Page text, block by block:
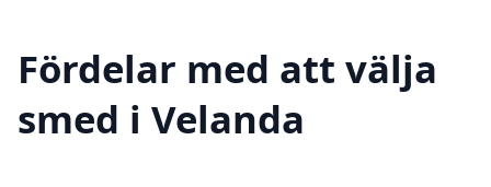
Fördelar med att välja
smed i Velanda